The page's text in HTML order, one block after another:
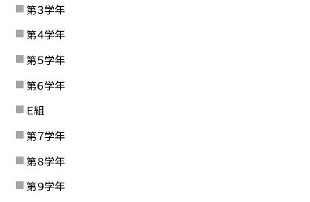
第３学年
第４学年
第５学年
第６学年
Ｅ組
第７学年
第８学年
第９学年